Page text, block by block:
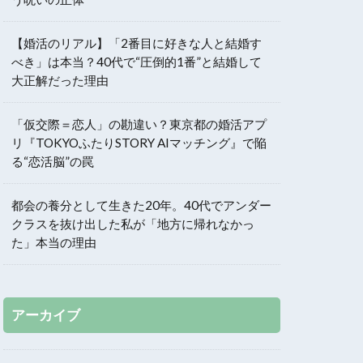
【婚活のリアル】「2番目に好きな人と結婚す
べき」は本当？40代で“圧倒的1番”と結婚して
大正解だった理由
「仮交際＝恋人」の勘違い？東京都の婚活アプ
リ『TOKYOふたりSTORY AIマッチング』で陥
る“恋活脳”の罠
都会の養分として生きた20年。40代でアンダー
クラスを抜け出した私が「地方に帰れなかっ
た」本当の理由
アーカイブ